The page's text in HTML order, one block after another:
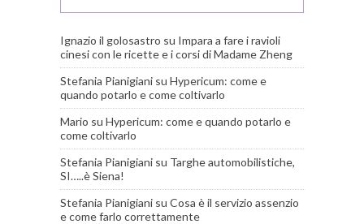
Ignazio il golosastro su Impara a fare i ravioli
cinesi con le ricette e i corsi di Madame Zheng
Stefania Pianigiani su Hypericum: come e
quando potarlo e come coltivarlo
Mario su Hypericum: come e quando potarlo e
come coltivarlo
Stefania Pianigiani su Targhe automobilistiche,
SI…..è Siena!
Stefania Pianigiani su Cosa è il servizio assenzio
e come farlo correttamente